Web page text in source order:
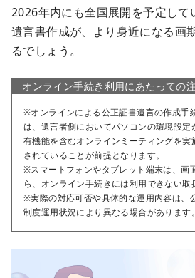
2026年内にも全国展開を予定して
遺言書作成が、より身近になる画
るでしょう。
オンライン手続き利用にあたっての
※オンラインによる公正証書遺言の作成手
は、遺言者側においてパソコンの環境設
有機能を含むオンラインミーティングを
されていることが前提となります。
※スマートフォンやタブレット端末は、画
ら、オンライン手続きには利用できない取
※実際の対応可否や具体的な運用内容は、
制度運用状況により異なる場合があります。